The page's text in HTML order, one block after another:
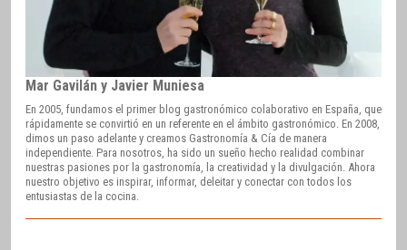
Mar Gavilán y Javier Muniesa
En 2005, fundamos el primer blog gastronómico colaborativo en España, que
rápidamente se convirtió en un referente en el ámbito gastronómico. En 2008,
dimos un paso adelante y creamos Gastronomía & Cía de manera
independiente. Para nosotros, ha sido un sueño hecho realidad combinar
nuestras pasiones por la gastronomía, la creatividad y la divulgación. Ahora
nuestro objetivo es inspirar, informar, deleitar y conectar con todos los
entusiastas de la cocina.